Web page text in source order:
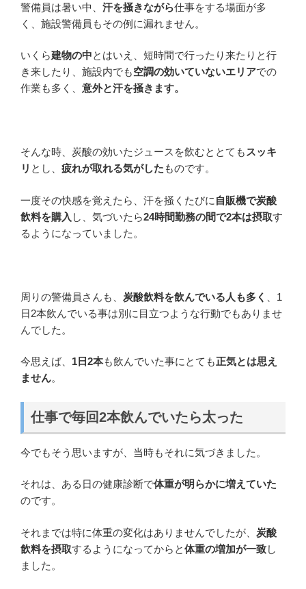
警備員は暑い中、 汗を掻きながら仕事をする場面が多
く、施設警備員もその例に漏れません。
いくら建物の中とはいえ、短時間で行ったり来たりと行
き来したり、施設内でも空調の効いていないエリアでの
作業も多く、 意外と汗を掻きます。
そんな時、炭酸の効いたジュースを飲むととても スッキ
リ とし、 疲れが取れる気がした ものです。
一度その快感を覚えたら、汗を掻くたびに 自販機で炭酸
飲料を購入 し、気づいたら24時間勤務の間で2本は摂取す
るようになっていました。
周りの警備員さんも、 炭酸飲料を飲んでいる人も多く
、1
日2本飲んでいる事は別に目立つような行動でもありませ
んでした。
今思えば、 1日2本も飲んでいた事にとても正気とは思え
ません。
仕事で毎回2本飲んでいたら太った
今でもそう思いますが、当時もそれに気づきました。
それは、ある日の健康診断で体重が明らかに増えていた
のです。
それまでは特に体重の変化はありませんでしたが、 炭酸
飲料を摂取するようになってからと体重の増加が一致し
ました。